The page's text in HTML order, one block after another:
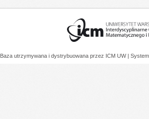
Baza utrzymywana i dystrybuowana przez ICM UW |